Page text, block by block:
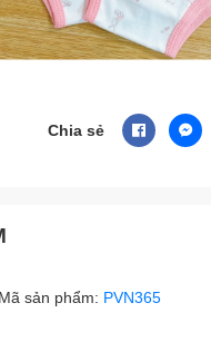
Chia sẻ
Mã sản phẩm: PVN365